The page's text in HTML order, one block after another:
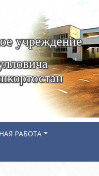
учреждение
РАБОТА